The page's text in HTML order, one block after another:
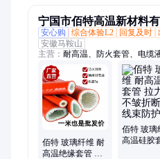
宁国市佰特高温新材料
安心购
综合体验L2 回复及时
安徽马鞍山
主营： 耐高温、防火套管、电缆
佰特 玻璃纤维 耐
高温绝缘套管 防
佰特 玻璃
高温硅胶